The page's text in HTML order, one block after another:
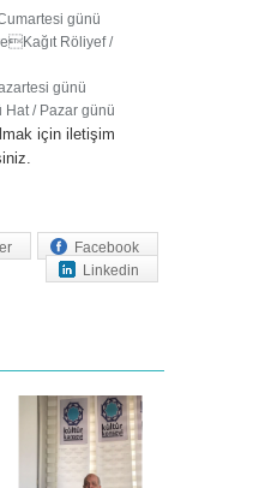
günü
Röliyef /
günü
Hat / Pazar günü
için iletişim
Facebook
Linkedin